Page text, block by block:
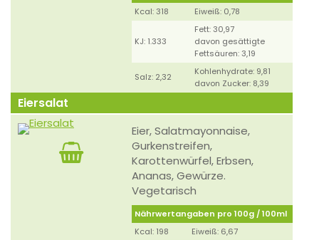
Kcal: 318
Eiweiß: 0,78
KJ: 1.333
Fett: 30,97
davon gesättigte
Fettsäuren: 3,19
Salz: 2,32
Kohlenhydrate: 9,81
davon Zucker: 8,39
Eiersalat
Eier, Salatmayonnaise,
Gurkenstreifen,
Karottenwürfel, Erbsen,
Ananas, Gewürze.
Vegetarisch
Nährwertangaben pro 100g / 100ml
Kcal: 198
Eiweiß: 6,67